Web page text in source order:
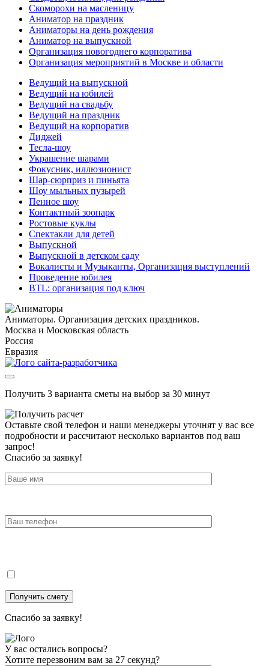
Скоморохи на масленицу
Аниматор на праздник
Аниматоры на день рождения
Аниматор на выпускной
Организация новогоднего корпоратива
Организация мероприятий в Москве и области
Ведущий на выпускной
Ведущий на юбилей
Ведущий на свадьбу
Ведущий на праздник
Ведущий на корпоратив
Диджей
Тесла-шоу
Украшение шарами
Фокусник, иллюзионист
Шар-сюрприз и пиньята
Шоу мыльных пузырей
Пенное шоу
Контактный зоопарк
Ростовые куклы
Спектакли для детей
Выпускной
Выпускной в детском саду
Вокалисты и Музыканты, Организация выступлений
Проведение юбилея
BTL: организация под ключ
Аниматоры. Организация детских праздников.
Москва и Московская область
Россия
Евразия
Получить 3 варианта сметы на выбор за 30 минут
Оставьте свой телефон и наши менеджеры уточнят у вас все
подробности и рассчитают несколько вариантов под ваш
запрос!
Спасибо за заявку!
Спасибо за заявку!
У вас остались вопросы?
Хотите перезвоним вам за 27 секунд?